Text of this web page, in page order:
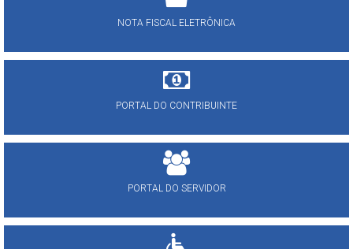
NOTA FISCAL ELETRÔNICA
PORTAL DO CONTRIBUINTE
PORTAL DO SERVIDOR